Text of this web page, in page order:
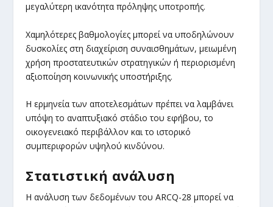
μεγαλύτερη ικανότητα πρόληψης υποτροπής.
Χαμηλότερες βαθμολογίες μπορεί να υποδηλώνουν
δυσκολίες στη διαχείριση συναισθημάτων, μειωμένη
χρήση προστατευτικών στρατηγικών ή περιορισμένη
αξιοποίηση κοινωνικής υποστήριξης.
Η ερμηνεία των αποτελεσμάτων πρέπει να λαμβάνει
υπόψη το αναπτυξιακό στάδιο του εφήβου, το
οικογενειακό περιβάλλον και το ιστορικό
συμπεριφορών υψηλού κινδύνου.
Στατιστική ανάλυση
Η ανάλυση των δεδομένων του ARCQ-28 μπορεί να